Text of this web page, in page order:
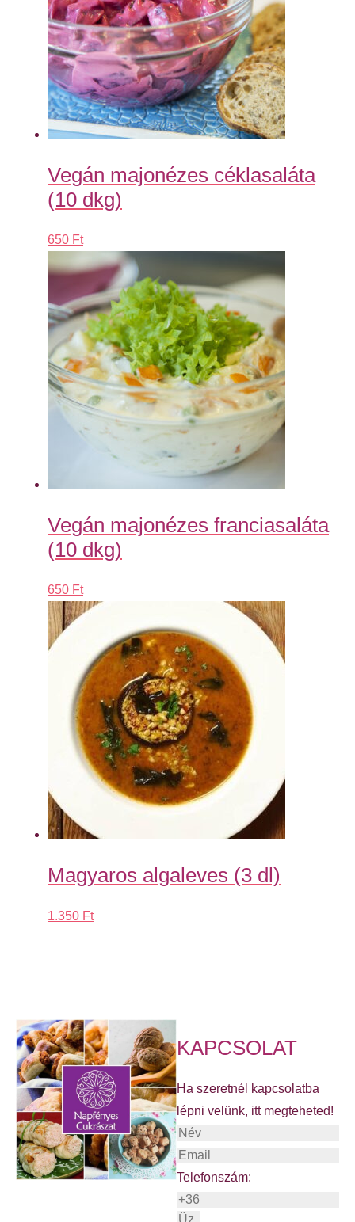
Vegán majonézes céklasaláta
(10 dkg)
650 Ft
Vegán majonézes franciasaláta
(10 dkg)
650 Ft
Magyaros algaleves (3 dl)
1.350 Ft
KAPCSOLAT
Ha szeretnél kapcsolatba
lépni velünk, itt megteheted!
Telefonszám: